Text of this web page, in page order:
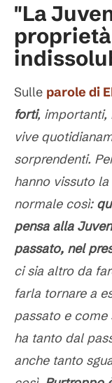
"La
Sulle parole di
forti, importanti,
vive
sorprendenti.
hanno vissuto
normale così:
pensa alla
passato, nel
ci sia altro da
farla tornare a
passato e come
ha tanto dal
anche tanto